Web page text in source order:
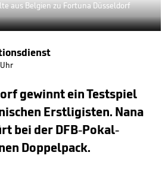
aus Belgien zu Fortuna Düsseldorf
gewinnt ein Testspiel
Erstligisten. Nana
bei der DFB-Pokal-
Doppelpack.